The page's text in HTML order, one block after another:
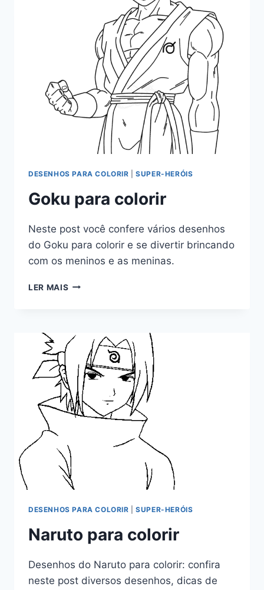
DESENHOS PARA COLORIR |SUPER-HERÓIS
Goku para colorir
Neste post você confere vários desenhos
do Goku para colorir e se divertir brincando
com os meninos e as meninas.
LER MAIS GOKU
DESENHOS PARA COLORIR |SUPER-HERÓIS
Naruto para colorir
Desenhos do Naruto para colorir: confira
neste post diversos desenhos, dicas de